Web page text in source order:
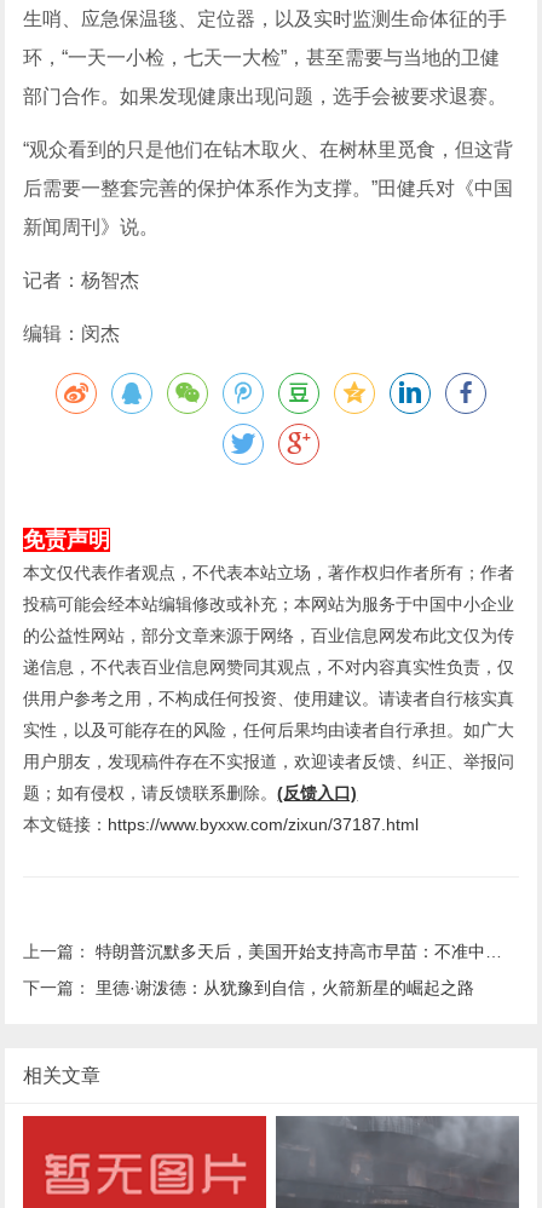
生哨、应急保温毯、定位器，以及实时监测生命体征的手
环，“一天一小检，七天一大检”，甚至需要与当地的卫健
部门合作。如果发现健康出现问题，选手会被要求退赛。
“观众看到的只是他们在钻木取火、在树林里觅食，但这背
后需要一整套完善的保护体系作为支撑。”田健兵对《中国
新闻周刊》说。
记者：杨智杰
编辑：闵杰
免责声明
本文仅代表作者观点，不代表本站立场，著作权归作者所有；作者
投稿可能会经本站编辑修改或补充；本网站为服务于中国中小企业
的公益性网站，部分文章来源于网络，百业信息网发布此文仅为传
递信息，不代表百业信息网赞同其观点，不对内容真实性负责，仅
供用户参考之用，不构成任何投资、使用建议。请读者自行核实真
实性，以及可能存在的风险，任何后果均由读者自行承担。如广大
用户朋友，发现稿件存在不实报道，欢迎读者反馈、纠正、举报问
题；如有侵权，请反馈联系删除。(反馈入口)
本文链接： https://www.byxxw.com/zixun/37187.html
上一篇：特朗普沉默多天后，美国开始支持高市早苗：不准中国大陆武统
下一篇： 里德·谢泼德：从犹豫到自信，火箭新星的崛起之路
相关文章